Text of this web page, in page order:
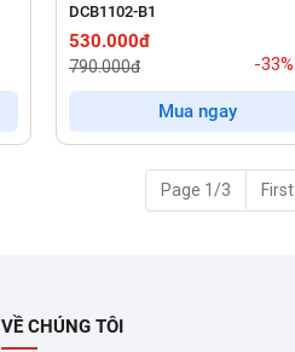
DCB1102-B1
530.000đ
790.000đ -33%
Mua ngay
Page 1/3 First
VỀ CHÚNG TÔI